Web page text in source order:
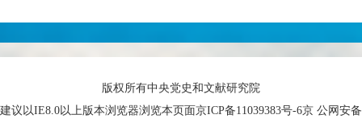
版权所有中央党史和文献研究院
建议以IE8.0以上版本浏览器浏览本页面京ICP备11039383号-6京 公网安备